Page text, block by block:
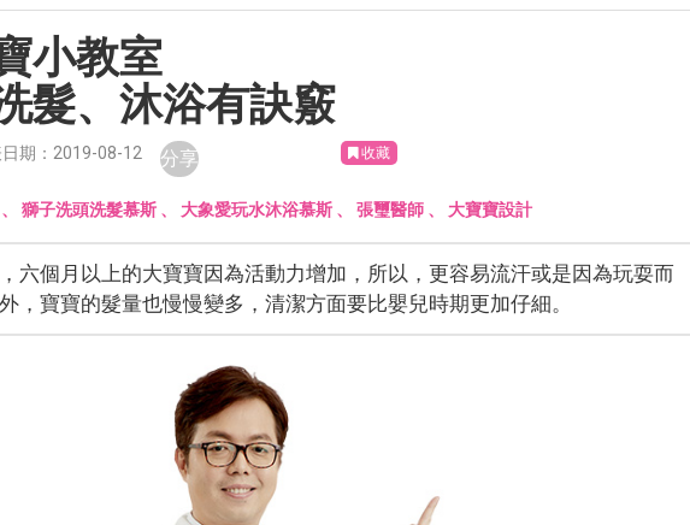
小教室
髮、沐浴有訣竅
期：2019-08-12 分享 收藏
、獅子洗頭洗髮慕斯 、 大象愛玩水沐浴慕斯 、張璽醫師 、 大寶寶設計
六個月以上的大寶寶因為活動力增加，所以，更容易流汗或是因為玩耍而
，寶寶的髮量也慢慢變多，清潔方面要比嬰兒時期更加仔細。